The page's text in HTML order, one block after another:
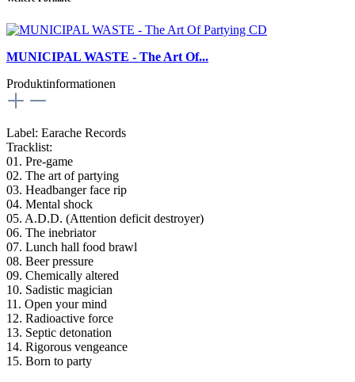
MUNICIPAL WASTE - The Art Of...
Produktinformationen
Label: Earache Records
Tracklist:
01. Pre-game
02. The art of partying
03. Headbanger face rip
04. Mental shock
05. A.D.D. (Attention deficit destroyer)
06. The inebriator
07. Lunch hall food brawl
08. Beer pressure
09. Chemically altered
10. Sadistic magician
11. Open your mind
12. Radioactive force
13. Septic detonation
14. Rigorous vengeance
15. Born to party